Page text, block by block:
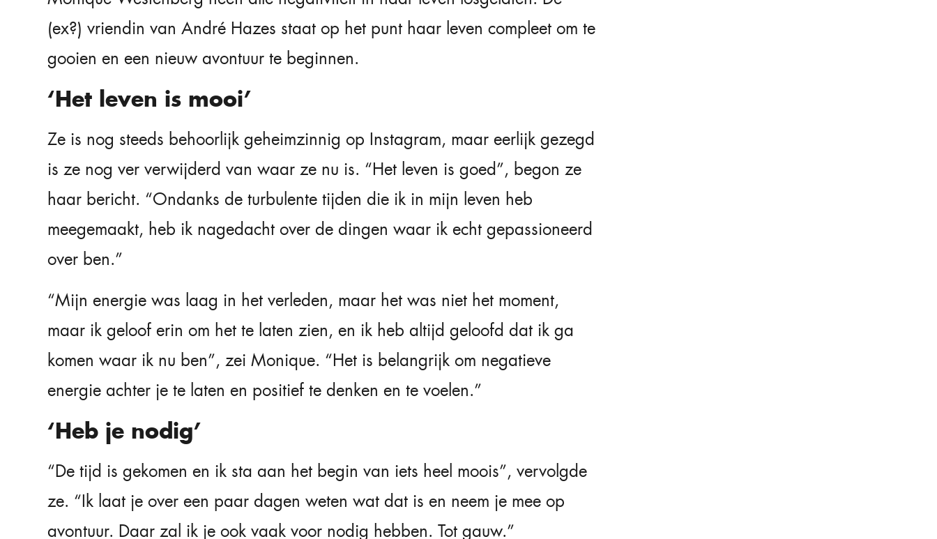
(ex?) vriendin van André Hazes staat op het punt haar leven compleet om te
gooien en een nieuw avontuur te beginnen.
‘Het leven is mooi’
Ze is nog steeds behoorlijk geheimzinnig op Instagram, maar eerlijk gezegd
is ze nog ver verwijderd van waar ze nu is. “Het leven is goed”, begon ze
haar bericht. “Ondanks de turbulente tijden die ik in mijn leven heb
meegemaakt, heb ik nagedacht over de dingen waar ik echt gepassioneerd
over ben.”
“Mijn energie was laag in het verleden, maar het was niet het moment,
maar ik geloof erin om het te laten zien, en ik heb altijd geloofd dat ik ga
komen waar ik nu ben”, zei Monique. “Het is belangrijk om negatieve
energie achter je te laten en positief te denken en te voelen.”
‘Heb je nodig’
“De tijd is gekomen en ik sta aan het begin van iets heel moois”, vervolgde
ze. “Ik laat je over een paar dagen weten wat dat is en neem je mee op
avontuur. Daar zal ik je ook vaak voor nodig hebben. Tot gauw.”